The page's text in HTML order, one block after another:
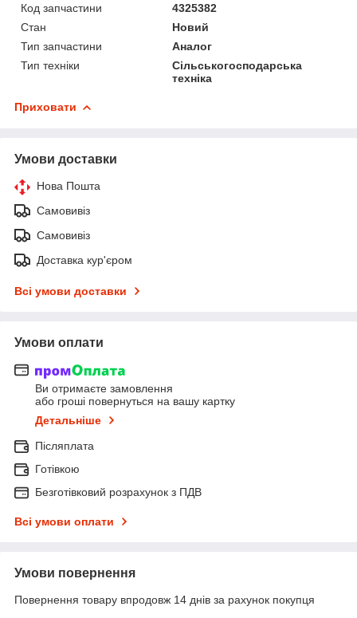
Код запчастини
4325382
Стан
Новий
Тип запчастини
Аналог
Тип техніки
Сільськогосподарська
техніка
Приховати
Умови доставки
Нова Пошта
Самовивіз
Самовивіз
Доставка кур'єром
Всі умови доставки
Умови оплати
Ви отримаєте замовлення
або гроші повернуться на вашу картку
Детальніше
Післяплата
Готівкою
Безготівковий розрахунок з ПДВ
Всі умови оплати
Умови повернення
Повернення товару впродовж 14 днів за рахунок покупця